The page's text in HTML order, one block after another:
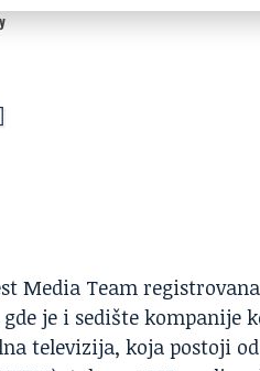
Media Team
gde je i sedište kompanije
televizija, koja postoji